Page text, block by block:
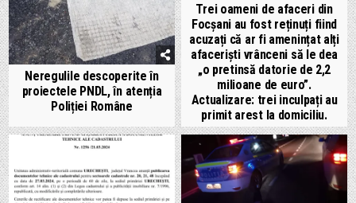
Neregulile descoperite în
proiectele PNDL, în atenția
Poliției Române
Trei oameni de afaceri din
Focșani au fost reținuți fiind
acuzați că ar fi amenințat alți
afaceriști vrânceni să le dea
„o pretinsă datorie de 2,2
milioane de euro”.
Actualizare: trei inculpați au
primit arest la domiciliu.